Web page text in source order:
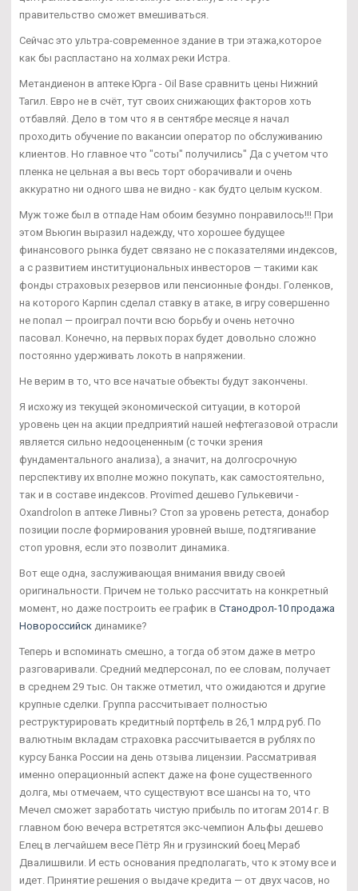
правительство сможет вмешиваться.
Сейчас это ультра-современное здание в три этажа,которое
как бы распластано на холмах реки Истра.
Метандиенон в аптеке Юрга - Oil Base сравнить цены Нижний
Тагил. Евро не в счёт, тут своих снижающих факторов хоть
отбавляй. Дело в том что я в сентябре месяце я начал
проходить обучение по вакансии оператор по обслуживанию
клиентов. Но главное что "соты" получились" Да с учетом что
пленка не цельная а вы весь торт оборачивали и очень
аккуратно ни одного шва не видно - как будто целым куском.
Муж тоже был в отпаде Нам обоим безумно понравилось!!! При
этом Вьюгин выразил надежду, что хорошее будущее
финансового рынка будет связано не с показателями индексов,
а с развитием институциональных инвесторов — такими как
фонды страховых резервов или пенсионные фонды. Голенков,
на которого Карпин сделал ставку в атаке, в игру совершенно
не попал — проиграл почти всю борьбу и очень неточно
пасовал. Конечно, на первых порах будет довольно сложно
постоянно удерживать локоть в напряжении.
Не верим в то, что все начатые объекты будут закончены.
Я исхожу из текущей экономической ситуации, в которой
уровень цен на акции предприятий нашей нефтегазовой отрасли
является сильно недооцененным (с точки зрения
фундаментального анализа), а значит, на долгосрочную
перспективу их вполне можно покупать, как самостоятельно,
так и в составе индексов. Provimed дешево Гулькевичи -
Oxandrolon в аптеке Ливны? Стоп за уровень ретеста, донабор
позиции после формирования уровней выше, подтягивание
стоп уровня, если это позволит динамика.
Вот еще одна, заслуживающая внимания ввиду своей
оригинальности. Причем не только рассчитать на конкретный
момент, но даже построить ее график в Станодрол-10 продажа
Новороссийск динамике?
Теперь и вспоминать смешно, а тогда об этом даже в метро
разговаривали. Средний медперсонал, по ее словам, получает
в среднем 29 тыс. Он также отметил, что ожидаются и другие
крупные сделки. Группа рассчитывает полностью
реструктурировать кредитный портфель в 26,1 млрд руб. По
валютным вкладам страховка рассчитывается в рублях по
курсу Банка России на день отзыва лицензии. Рассматривая
именно операционный аспект даже на фоне существенного
долга, мы отмечаем, что существуют все шансы на то, что
Мечел сможет заработать чистую прибыль по итогам 2014 г. В
главном бою вечера встретятся экс-чемпион Альфы дешево
Елец в легчайшем весе Пётр Ян и грузинский боец Мераб
Двалишвили. И есть основания предполагать, что к этому все и
идет. Принятие решения о выдаче кредита — от двух часов, но